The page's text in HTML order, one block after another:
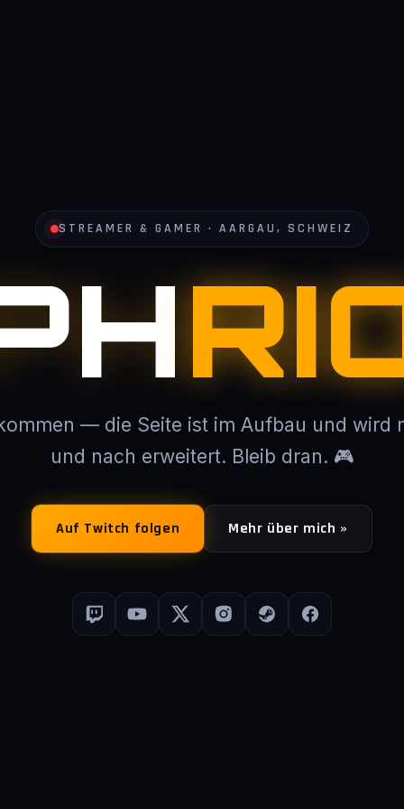
STREAMER & GAMER · AARGAU, SCHWEIZ
— die Seite ist im Aufbau und wird
und nach erweitert. Bleib dran. 🎮
Auf Twitch folgen Mehr über mich »